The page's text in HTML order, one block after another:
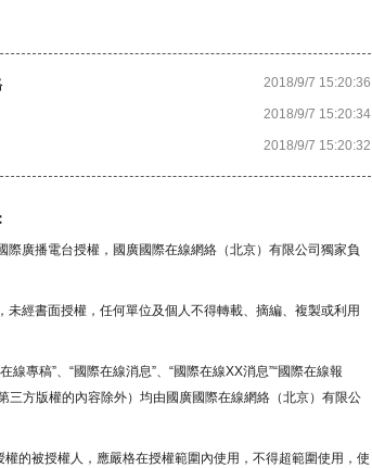
2018/9/7 15:20:36
2018/9/7 15:20:34
2018/9/7 15:20:32
際廣播電台授權，國廣國際在線網絡（北京）有限公司獨家負
未經書面授權，任何單位及個人不得轉載、摘編、複製或利用
專稿”、“國際在線消息”、“國際在線XX消息”“國際在線報
三方版權的內容除外）均由國廣國際在線網絡（北京）有限公
的被授權人，應嚴格在授權範圍內使用，不得超範圍使用，使